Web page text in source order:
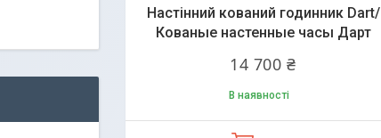
Настінний кований годинник Dart/
Кованые настенные часы Дарт
14 700 ₴
В наявності